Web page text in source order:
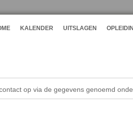
KALENDER UITSLAGEN
op via de gegevens genoemd